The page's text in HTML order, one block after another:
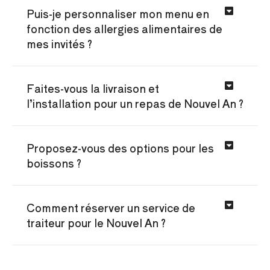
Puis-je personnaliser mon menu en
fonction des allergies alimentaires de
mes invités ?
Faites-vous la livraison et
l’installation pour un repas de Nouvel An ?
Proposez-vous des options pour les
boissons ?
Comment réserver un service de
traiteur pour le Nouvel An ?